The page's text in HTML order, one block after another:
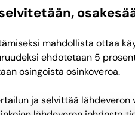
mahdollista ottaa
ehdotetaan 5
osingoista osinkoveroa.
ja selvittää
lähdeveron johdosta